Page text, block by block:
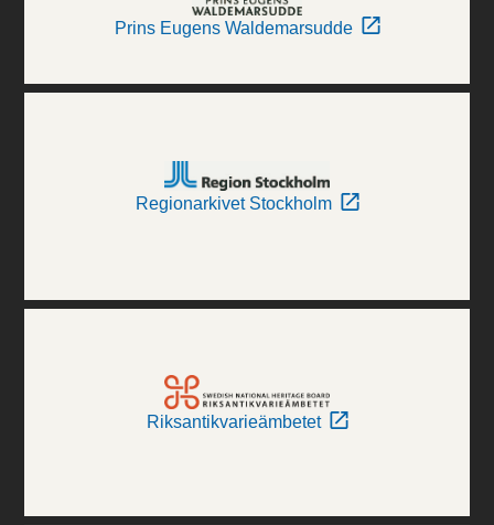
Prins Eugens Waldemarsudde
Regionarkivet Stockholm
Riksantikvarieämbetet